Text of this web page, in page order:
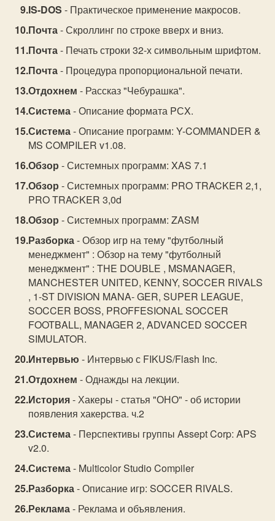
IS-DOS - Практическое применение макросов.
Почта- Скроллинг по строке вверх и вниз.
Почта- Печать строки 32-х символьным шрифтом.
Почта- Процедура пропорциональной печати.
Отдохнем - Рассказ "Чебурашка".
Система- Описание формата PСX.
Система- Описание программ: Y-COMMANDER &
MS COMPILER v1.08.
Обзор - Системных программ: XAS 7.1
Обзор - Системных программ: PRO TRACKER 2,1,
PRO TRACKER 3,0d
Обзор - Системных программ: ZASM
Разборка- Обзор игр на тему "футболный
менеджмент" : Обзор на тему "футболный
менеджмент" : THE DOUBLE , MSMANAGER,
MANCHESTER UNITED, KENNY, SOCCER RIVALS
, 1-ST DIVISION MANA- GER, SUPER LEAGUE,
SOCCER BOSS, PROFFESIONAL SOCCER
FOOTBALL, MANAGER 2, ADVANCED SOCCER
SIMULATOR.
Интервью - Интервью с FIKUS/Flash Inc.
Отдохнем - Однажды на лекции.
История- Хакеры - статья "ОНО" - об истории
появления хакерства. ч.2
Система- Перспективы группы Assept Corp: APS
v2.0.
Система- Multicolor Studio Compiler
Разборка- Описание игр: SOCCER RIVALS.
Реклама- Реклама и объявления.